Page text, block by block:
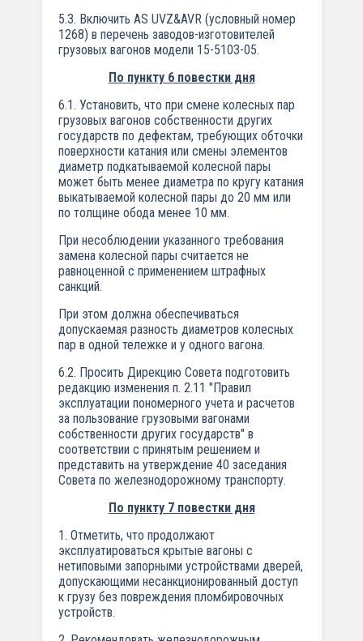
5.3. Включить AS UVZ&AVR (условный номер
1268) в перечень заводов-изготовителей
грузовых вагонов модели 15-5103-05.
По пункту 6 повестки дня
6.1. Установить, что при смене колесных пар
грузовых вагонов собственности других
государств по дефектам, требующих обточки
поверхности катания или смены элементов
диаметр подкатываемой колесной пары
может быть менее диаметра по кругу катания
выкатываемой колесной пары до 20 мм или
по толщине обода менее 10 мм.
При несоблюдении указанного требования
замена колесной пары считается не
равноценной с применением штрафных
санкций.
При этом должна обеспечиваться
допускаемая разность диаметров колесных
пар в одной тележке и у одного вагона.
6.2. Просить Дирекцию Совета подготовить
редакцию изменения п. 2.11 "Правил
эксплуатации пономерного учета и расчетов
за пользование грузовыми вагонами
собственности других государств" в
соответствии с принятым решением и
представить на утверждение 40 заседания
Совета по железнодорожному транспорту.
По пункту 7 повестки дня
1. Отметить, что продолжают
эксплуатироваться крытые вагоны с
нетиповыми запорными устройствами дверей,
допускающими несанкционированный доступ
к грузу без повреждения пломбировочных
устройств.